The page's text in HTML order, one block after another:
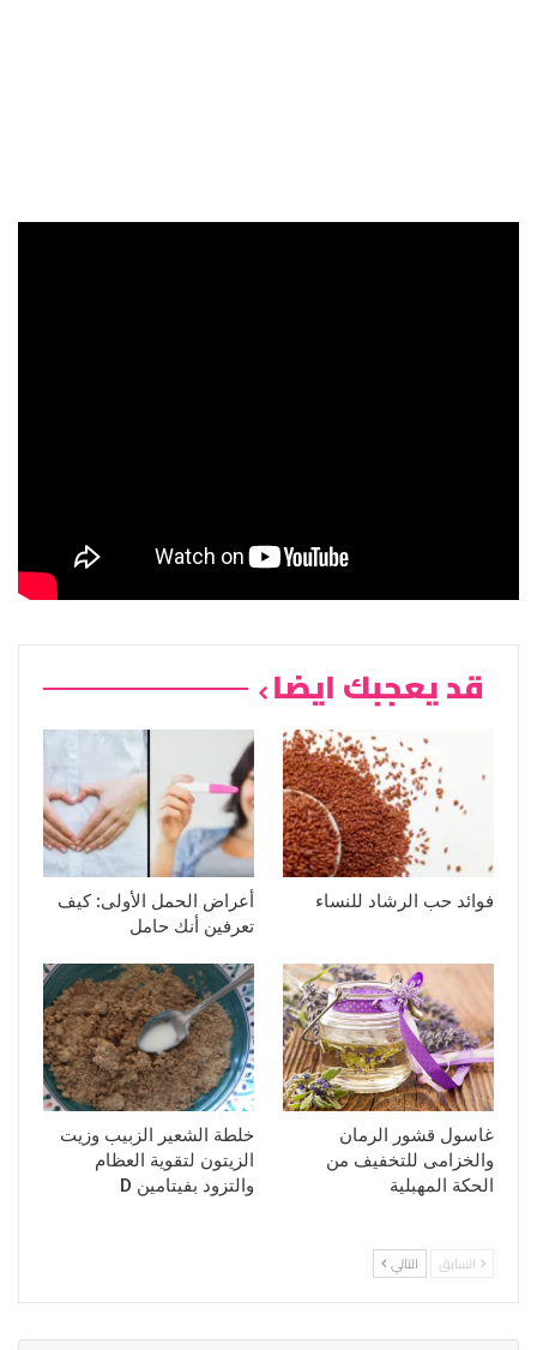
قد يعجبك ايضا
فوائد حب الرشاد للنساء
أعراض الحمل الأولى: كيف
تعرفين أنك حامل
غاسول قشور الرمان
والخزامى للتخفيف من
الحكة المهبلية
خلطة الشعير الزبيب وزيت
الزيتون لتقوية العظام
والتزود بفيتامين D
السابق التالي